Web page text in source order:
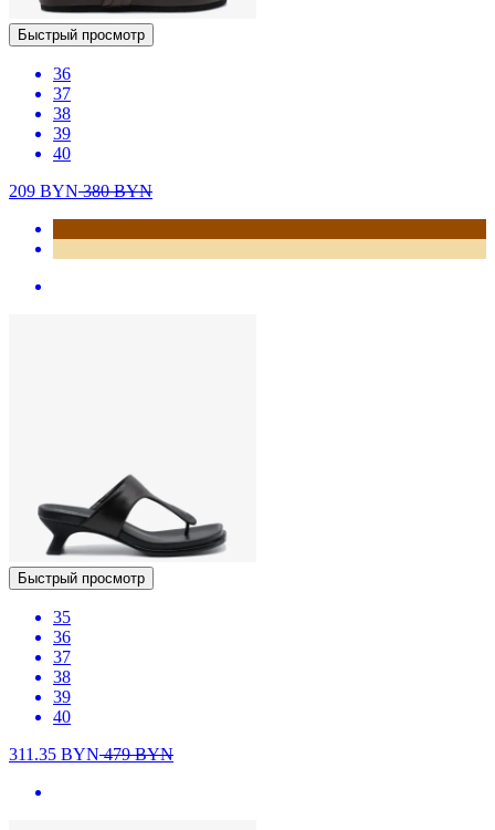
Быстрый просмотр
36
37
38
39
40
209 BYN380BYN
Быстрый просмотр
35
36
37
38
39
40
311.35 BYN479BYN